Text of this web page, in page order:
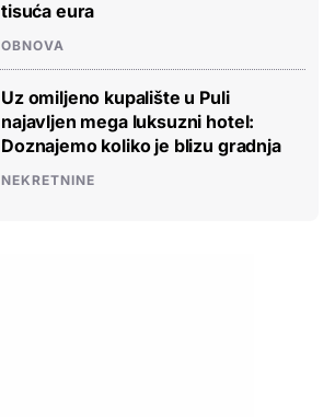
tisuća eura
OBNOVA
Uz omiljeno kupalište u Puli
najavljen mega luksuzni hotel:
Doznajemo koliko je blizu gradnja
NEKRETNINE